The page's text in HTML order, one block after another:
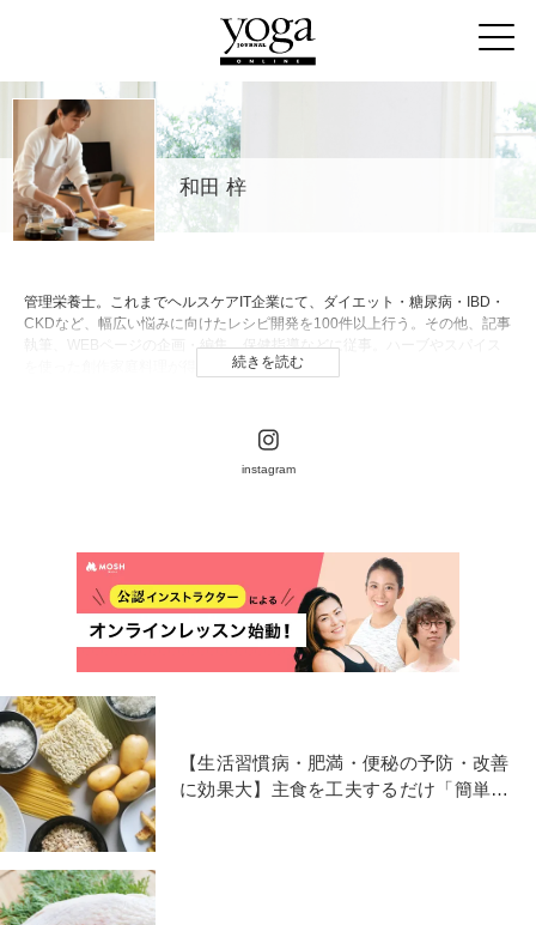
和田 梓
管理栄養士。これまでヘルスケアIT企業にて、ダイエット・糖尿病・IBD・
CKDなど、幅広い悩みに向けたレシピ開発を100件以上行う。その他、記事
執筆、WEBページの企画・編集、保健指導などに従事。ハーブやスパイス
続きを読む
instagram
【生活習慣病・肥満・便秘の予防・改善
に効果大】主食を工夫するだけ「簡単食